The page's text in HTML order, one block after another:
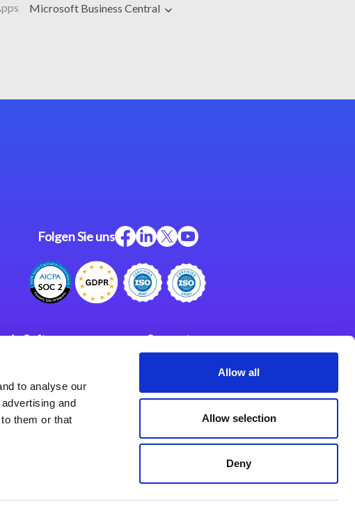
to analyse our
and
them or that
Allow all
Allow selection
Deny
Microsoft Business Central
Folgen Sie uns
Software
Niederlassungen
Support
Impressum